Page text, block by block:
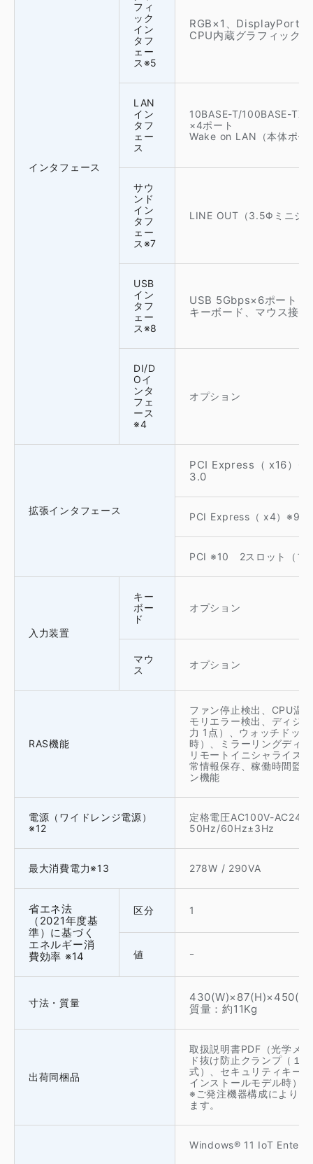
インタフェース
フィ
ック
イン
タフ
ェー
ス※5
RGB×1、
CPU内蔵グラフィック
LAN
イン
タフ
ェー
ス
10BASE-T/100BASE-
×4ポート
Wake on LAN（本体ポー
サウ
ンド
イン
タフ
ェー
ス※7
LINE OUT（3.5Φミニジ
USB
イン
タフ
ェー
ス※8
USB 5Gbps×6ポート（
キーボード、マウス接
DI/D
Oイ
ンタ
フェ
ース
※4
オプション
拡張インタフェース
PCI Express（ x16）
3.0
PCI Express（ x4）※9
PCI ※10 2スロット（フ
入力装置
キー
ボー
ド
オプション
マウ
ス
オプション
RAS機能
ファン停止検出、CPU温
モリエラー検出、ディジ
力 1点）、ウォッチドッ
時）、ミラーリングディ
リモートイニシャライズ
常情報保存、稼働時間監
ン機能
電源（ワイドレンジ電源）
※12
定格電圧AC100V-
50Hz/60Hz±3Hz
最大消費電力※13 278W / 290VA
省エネ法
（2021年度基
準）に基づく
エネルギー消
費効率 ※14
区分 1
値 ｰ
寸法・質量
質量：約11Kg
出荷同梱品
取扱説明書PDF（光学メ
ド抜け防止クランプ（１
式）、セキュリティキー
インストールモデル時）
※ご発注機器構成により
ます。
Windows® 11 IoT